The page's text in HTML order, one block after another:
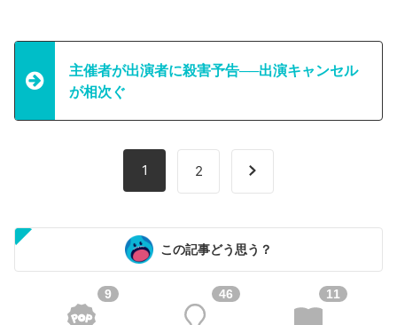
主催者が出演者に殺害予告──出演キャンセル
が相次ぐ
1 2
この記事どう思う？
9 46 11